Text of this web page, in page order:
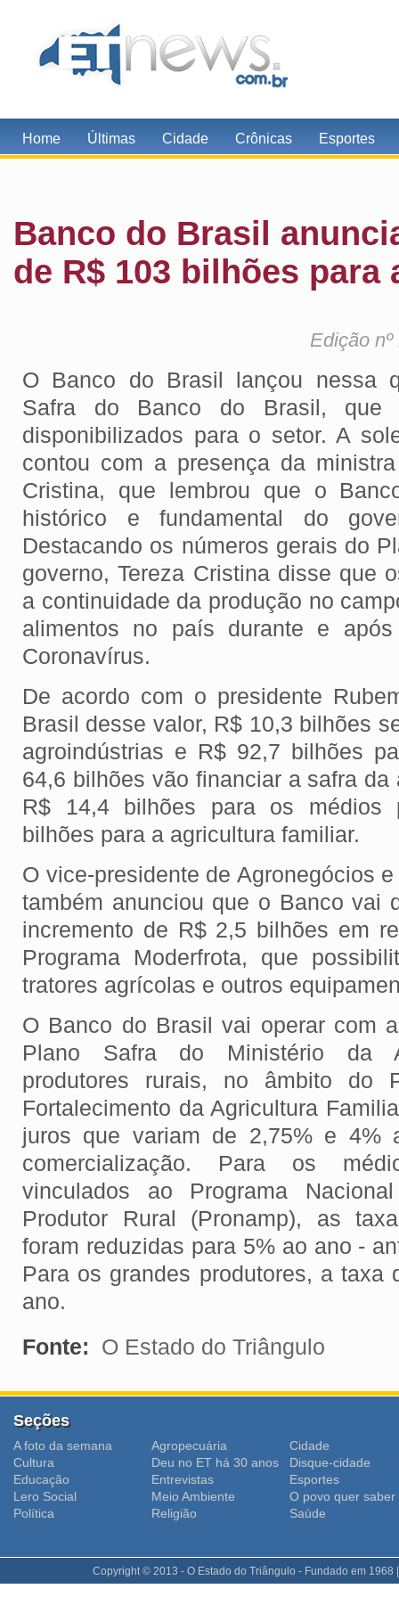
Home Últimas Cidade Crônicas Esportes
Banco do Brasil
de R$ 103 bilhões para
Edição
O Banco do Brasil lançou nessa
Safra do Banco do Brasil, que
disponibilizados para o setor. A
contou com a presença da
Cristina, que lembrou que o
histórico e fundamental do
Destacando os números gerais do
governo, Tereza Cristina disse que
a continuidade da produção no
alimentos no país durante e
Coronavírus.
De acordo com o presidente
Brasil desse valor, R$ 10,3 bilhões
agroindústrias e R$ 92,7 bilhões
64,6 bilhões vão financiar a safra da
R$ 14,4 bilhões para os médios
bilhões para a agricultura familiar.
O vice-presidente de Agronegócios
também anunciou que o Banco vai
incremento de R$ 2,5 bilhões em
Programa Moderfrota, que
tratores agrícolas e outros
O Banco do Brasil vai operar com
Plano Safra do Ministério da
produtores rurais, no âmbito do
Fortalecimento da Agricultura
juros que variam de 2,75% e 4%
comercialização. Para os
vinculados ao Programa
Produtor Rural (Pronamp), as
foram reduzidas para 5% ao ano -
Para os grandes produtores, a taxa
ano.
Fonte:
O Estado do Triângulo
Seções
A foto da semana Agropecuária
Cidade
Cultura
Deu no ET há 30 anos
Disque-cidade
Educação
Entrevistas
Esportes
Lero Social
Meio Ambiente
O povo quer saber
Polí­tica
Religião Saúde
Copyright © 2013 - O Estado do Triângulo - Fundado em